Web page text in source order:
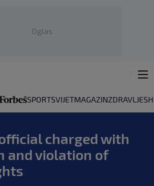
Oglas
SPORTSVIJETMAGAZINZDRAVLJE
charged with
and violation of